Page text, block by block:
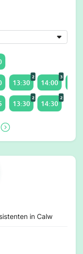
13:30
2
14:00
3
13:30
2
14:30
2
in Calw